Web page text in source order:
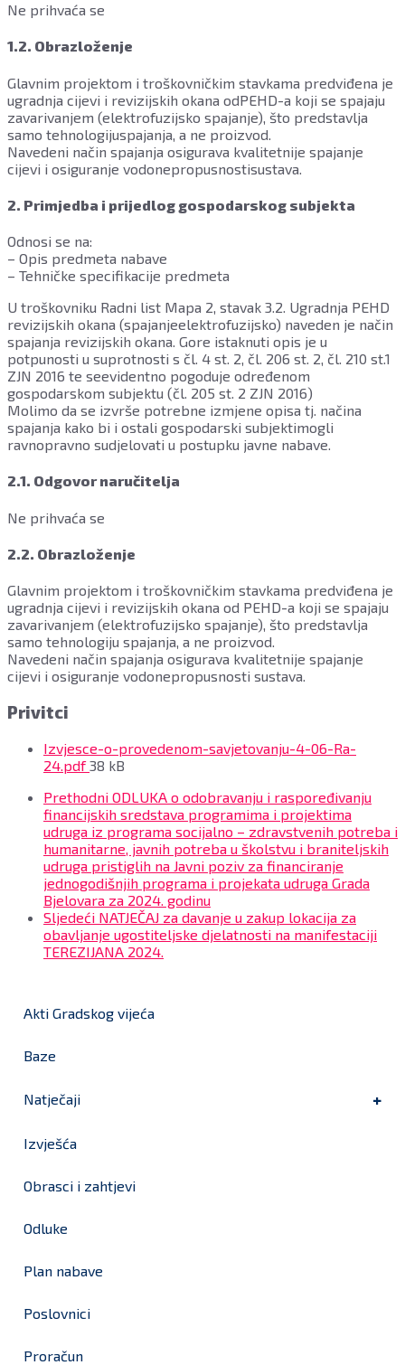
Ne prihvaća se
1.2. Obrazloženje
Glavnim projektom i troškovničkim stavkama predviđena je
ugradnja cijevi i revizijskih okana odPEHD-a koji se spajaju
zavarivanjem (elektrofuzijsko spajanje), što predstavlja
samo tehnologijuspajanja, a ne proizvod.
Navedeni način spajanja osigurava kvalitetnije spajanje
cijevi i osiguranje vodonepropusnostisustava.
2. Primjedba i prijedlog gospodarskog subjekta
Odnosi se na:
– Opis predmeta nabave
– Tehničke specifikacije predmeta
U troškovniku Radni list Mapa 2, stavak 3.2. Ugradnja PEHD
revizijskih okana (spajanjeelektrofuzijsko) naveden je način
spajanja revizijskih okana. Gore istaknuti opis je u
potpunosti u suprotnosti s čl. 4 st. 2, čl. 206 st. 2, čl. 210 st.1
ZJN 2016 te seevidentno pogoduje određenom
gospodarskom subjektu (čl. 205 st. 2 ZJN 2016)
Molimo da se izvrše potrebne izmjene opisa tj. načina
spajanja kako bi i ostali gospodarski subjektimogli
ravnopravno sudjelovati u postupku javne nabave.
2.1. Odgovor naručitelja
Ne prihvaća se
2.2. Obrazloženje
Glavnim projektom i troškovničkim stavkama predviđena je
ugradnja cijevi i revizijskih okana od PEHD-a koji se spajaju
zavarivanjem (elektrofuzijsko spajanje), što predstavlja
samo tehnologiju spajanja, a ne proizvod.
Navedeni način spajanja osigurava kvalitetnije spajanje
cijevi i osiguranje vodonepropusnosti sustava.
Privitci
Izvjesce-o-provedenom-savjetovanju-4-06-Ra-
24.pdfFile
38 kB
Prethodni ODLUKA o odobravanju i raspoređivanju
financijskih sredstava programima i projektima
udruga iz programa socijalno – zdravstvenih potreba i
humanitarne, javnih potreba u školstvu i braniteljskih
udruga pristiglih na Javni poziv za financiranje
jednogodišnjih programa i projekata udruga Grada
Bjelovara za 2024. godinu
Sljedeći NATJEČAJ za davanje u zakup lokacija za
obavljanje ugostiteljske djelatnosti na manifestaciji
TEREZIJANA 2024.
Akti Gradskog vijeća
Baze
Natječaji
Izvješća
Obrasci i zahtjevi
Odluke
Plan nabave
Poslovnici
Proračun